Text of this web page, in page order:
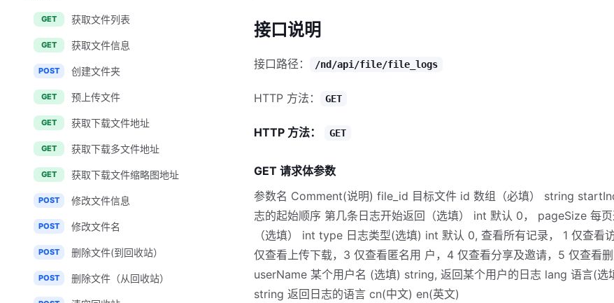
GET 获取文件列表
GET 获取文件信息
POST 创建文件夹
GET 预上传文件
GET 获取下载文件地址
GET 获取下载多文件地址
GET 获取下载文件缩略图地址
POST 修改文件信息
POST 修改文件名
POST 删除文件(到回收站）
POST 删除文件（从回收站）
接口说明
接口路径： /nd/api/file/file_logs
HTTP 方法： GET
HTTP 方法： GET
GET 请求体参数
参数名 Comment(说明) file_id 目标文件 id 数组（必填） string
志的起始顺序 第几条日志开始返回（选填） int 默认 0， pageSize 每
（选填） int type 日志类型(选填) int 默认 0, 查看所有记录， 1 仅查看
仅查看上传下载，3 仅查看匿名用 户，4 仅查看分享及邀请，5 仅查看
userName 某个用户名 (选填) string, 返回某个用户的日志 lang 语言(选
string 返回日志的语言 cn(中文) en(英文)